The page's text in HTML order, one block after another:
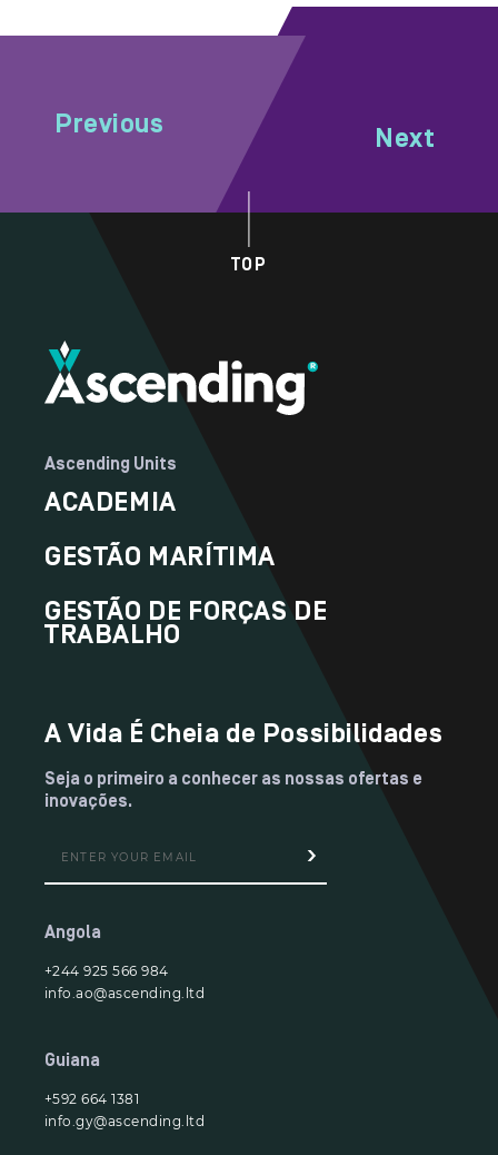
Previous Next
TOP
Ascending Units
ACADEMIA
GESTÃO MARÍTIMA
GESTÃO DE FORÇAS DE
TRABALHO
A Vida É Cheia de Possibilidades
Seja o primeiro a conhecer as nossas ofertas e
inovações.
Angola
+244 925 566 984
info.ao@ascending.ltd
Guiana
+592 664 1381
info.gy@ascending.ltd